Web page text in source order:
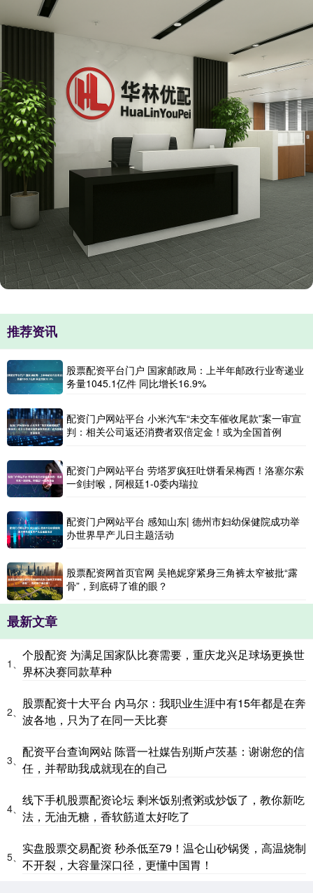
推荐资讯
股票配资平台门户 国家邮政局：上半年邮政行业寄递业
务量1045.1亿件 同比增长16.9%
配资门户网站平台 小米汽车“未交车催收尾款”案一审宣
判：相关公司返还消费者双倍定金！或为全国首例
配资门户网站平台 劳塔罗疯狂吐饼看呆梅西！洛塞尔索
一剑封喉，阿根廷1-0委内瑞拉
配资门户网站平台 感知山东| 德州市妇幼保健院成功举
办世界早产儿日主题活动
股票配资网首页官网 吴艳妮穿紧身三角裤太窄被批“露
骨”，到底碍了谁的眼？
最新文章
1、
个股配资 为满足国家队比赛需要，重庆龙兴足球场更换世
界杯决赛同款草种
2、
股票配资十大平台 内马尔：我职业生涯中有15年都是在奔
波各地，只为了在同一天比赛
3、
配资平台查询网站 陈晋一社媒告别斯卢茨基：谢谢您的信
任，并帮助我成就现在的自己
4、
线下手机股票配资论坛 剩米饭别煮粥或炒饭了，教你新吃
法，无油无糖，香软筋道太好吃了
5、
实盘股票交易配资 秒杀低至79！温仑山砂锅煲，高温烧制
不开裂，大容量深口径，更懂中国胃！